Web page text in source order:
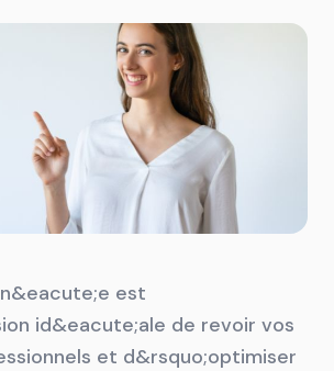
est
id&eacute;ale de revoir vos
et d&rsquo;optimiser